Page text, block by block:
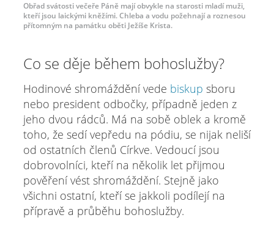
Obřad svátosti večeře Páně mají obvykle na starosti mladí muži,
kteří jsou laickými kněžími. Chleba a vodu požehnají a roznesou
přítomným na památku oběti Ježíše Krista.
Co se děje během bohoslužby?
Hodinové shromáždění vede biskup sboru
nebo president odbočky, případně jeden z
jeho dvou rádců. Má na sobě oblek a kromě
toho, že sedí vepředu na pódiu, se nijak neliší
od ostatních členů Církve. Vedoucí jsou
dobrovolníci, kteří na několik let přijmou
pověření vést shromáždění. Stejně jako
všichni ostatní, kteří se jakkoli podílejí na
přípravě a průběhu bohoslužby.